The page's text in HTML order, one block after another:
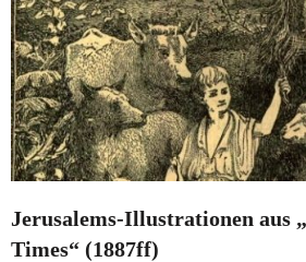
Jerusalems-Illustrationen aus
Times“ (1887ff)